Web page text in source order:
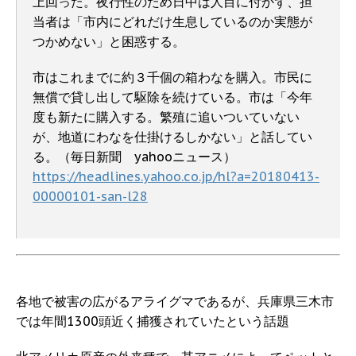
当者は「市内にどれだけ生息しているのか実態が
つかめない」と困惑する。
市はこれまでに約３千個の箱わなを購入。市民に
無償で貸し出して駆除を続けている。市は「今年
度も新たに購入する。繁殖に追いついていない
が、地道にわなを仕掛けるしかない」と話してい
る。（毎日新聞 yahooニュース）
https://headlines.yahoo.co.jp/hl?a=20180413-
00000101-san-l28
各地で被害の広がるアライグマであるが、兵庫県三木市
では年間1300頭近く捕獲されていたという話題